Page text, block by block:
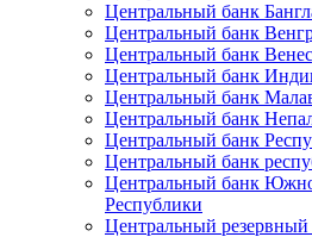
Центральный банк
Центральный банк
Центральный банк
Центральный банк
Центральный банк
Центральный банк
Центральный банк
Центральный банк
Центральный банк
Республики
Центральный